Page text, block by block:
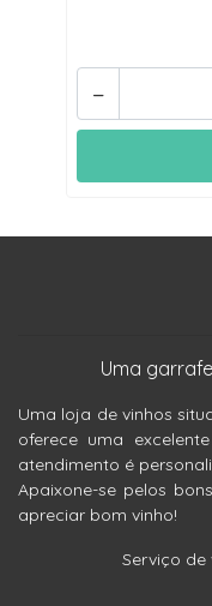
-
Uma
Uma loja de vinhos
oferece uma
atendimento é
Apaixone-se pelos
apreciar bom vinho!
Serviço de